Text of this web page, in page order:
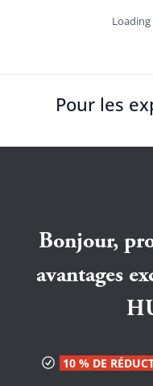
Pour les
Bonjour,
avantages
10 % DE